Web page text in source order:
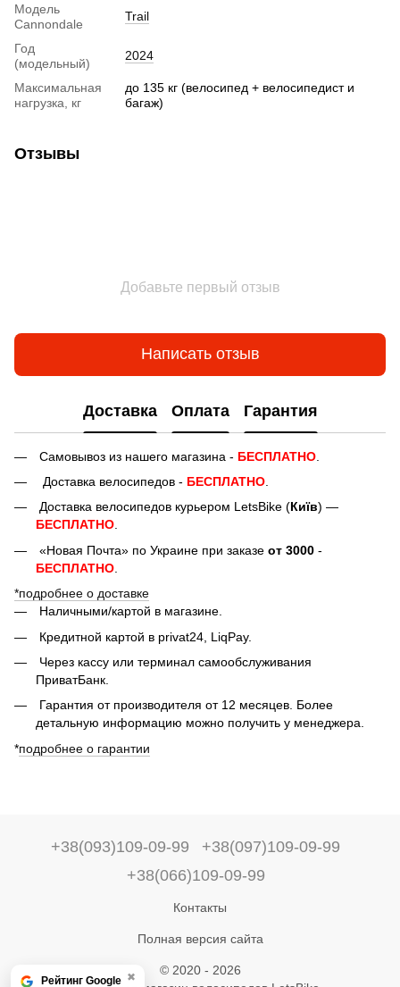
Модель
Cannondale
Trail
Год
(модельный)
2024
Максимальная
нагрузка, кг
до 135 кг (велосипед + велосипедист и
багаж)
Отзывы
Добавьте первый отзыв
Написать отзыв
Доставка Оплата Гарантия
Самовывоз из нашего магазина - БЕСПЛАТНО
Доставка велосипедов - БЕСПЛАТНО
Доставка велосипедов курьером LetsBike (Київ) —
БЕСПЛАТНО.
«Новая Почта» по Украине при заказе от 3000 -
БЕСПЛАТНО
*подробнее о доставке
Наличными/картой в магазине.
Кредитной картой в privat24, LiqPay.
Через кассу или терминал самообслуживания
ПриватБанк.
Гарантия от производителя от 12 месяцев. Более
детальную информацию можно получить у менеджера.
*подробнее о гарантии
+38(093)109-09-99
+38(097)109-09-99
+38(066)109-09-99
Контакты
Полная версия сайта
© 2020 - 2026
✖
Рейтинг Google